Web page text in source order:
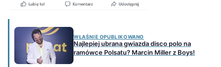
WŁAŚNIE OPUBLIKOWANO
Najlepiej ubrana gwiazda disco polo na
ramówce Polsatu? Marcin Miller z Boys!